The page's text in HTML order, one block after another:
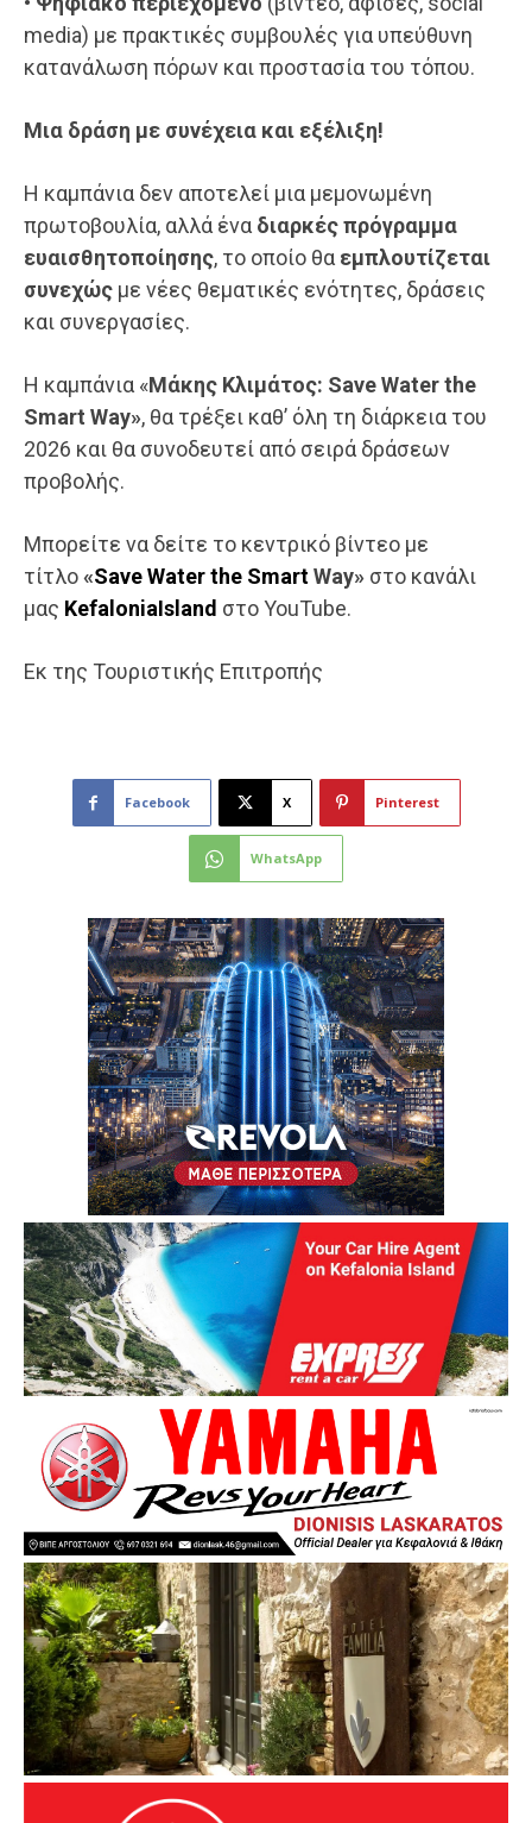
media) με πρακτικές συμβουλές για υπεύθυνη
κατανάλωση πόρων και προστασία του τόπου.
Μια δράση με συνέχεια και εξέλιξη!
Η καμπάνια δεν αποτελεί μια μεμονωμένη
πρωτοβουλία, αλλά ένα διαρκές πρόγραμμα
ευαισθητοποίησης, το οποίο θα εμπλουτίζεται
συνεχώς με νέες θεματικές ενότητες, δράσεις
και συνεργασίες.
Η καμπάνια «Μάκης Κλιμάτος: Save Water the
Smart Way», θα τρέξει καθ’ όλη τη διάρκεια του
2026 και θα συνοδευτεί από σειρά δράσεων
προβολής.
Μπορείτε να δείτε το κεντρικό βίντεο με
τίτλο«Save Water the SmartWay» στο κανάλι
μας KefaloniaIsland στο YouTube.
Εκ της Τουριστικής Επιτροπής
Facebook X Pinterest
WhatsApp